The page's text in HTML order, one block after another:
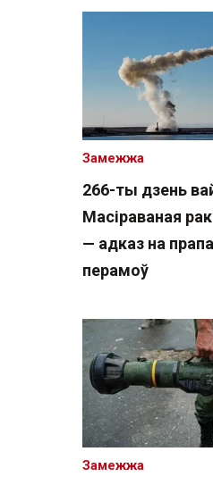
266-ты дзень
Масіраваная
— адказ на
перамоў
Замежжа
Замежжа